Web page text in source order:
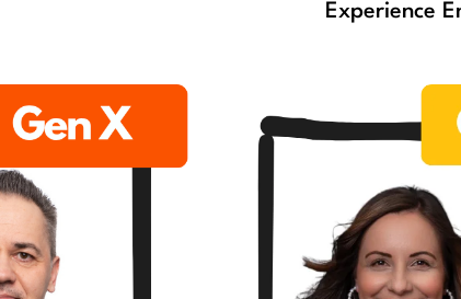
Experience